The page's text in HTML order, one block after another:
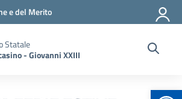
e del Merito
Statale
- Giovanni XXIII